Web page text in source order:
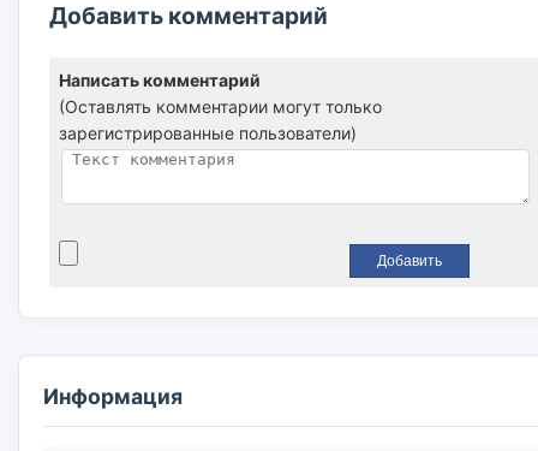
Добавить комментарий
Написать комментарий
(Оставлять комментарии могут только
зарегистрированные пользователи)
Информация